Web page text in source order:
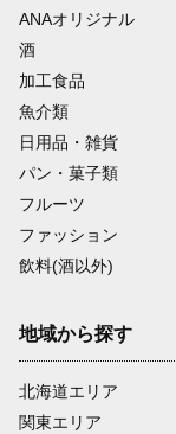
ANAオリジナル
酒
加工食品
魚介類
日用品・雑貨
パン・菓子類
フルーツ
ファッション
飲料(酒以外)
地域から探す
北海道エリア
関東エリア